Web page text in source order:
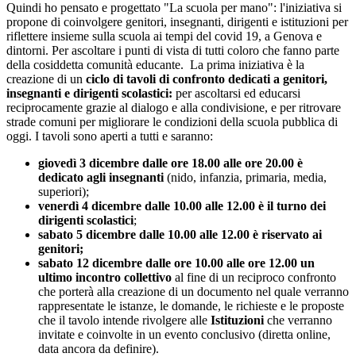
Quindi ho pensato e progettato "La scuola per mano": l'iniziativa si
propone di coinvolgere genitori, insegnanti, dirigenti e istituzioni per
riflettere insieme sulla scuola ai tempi del covid 19, a Genova e
dintorni. Per ascoltare i punti di vista di tutti coloro che fanno parte
della cosiddetta comunità educante. La prima iniziativa è la
creazione di un ciclo di tavoli di confronto dedicati a genitori,
insegnanti e dirigenti scolastici: per ascoltarsi ed educarsi
reciprocamente grazie al dialogo e alla condivisione, e per ritrovare
strade comuni per migliorare le condizioni della scuola pubblica di
oggi. I tavoli sono aperti a tutti e saranno:
giovedì 3 dicembre dalle ore 18.00 alle ore 20.00 è
dedicato agli insegnanti (nido, infanzia, primaria, media,
superiori);
venerdì 4 dicembre dalle 10.00 alle 12.00 è il turno dei
dirigenti scolastici;
sabato 5 dicembre dalle 10.00 alle 12.00 è riservato ai
genitori;
sabato 12 dicembre dalle ore 10.00 alle ore 12.00 un
ultimo incontro collettivo al fine di un reciproco confronto
che porterà alla creazione di un documento nel quale verranno
rappresentate le istanze, le domande, le richieste e le proposte
che il tavolo intende rivolgere alle Istituzioni che verranno
invitate e coinvolte in un evento conclusivo (diretta online,
data ancora da definire).